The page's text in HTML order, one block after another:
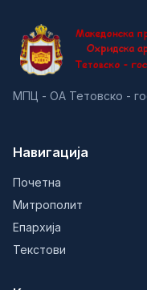
МПЦ - ОА Тетовско -
Навигација
Почетна
Митрополит
Епархија
Текстови